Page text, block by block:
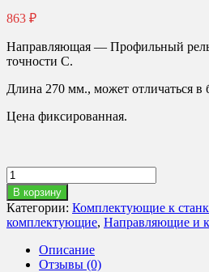
863 ₽
Направляющая — Профильный
точности С.
Длина 270 мм., может отличаться в
Цена фиксированная.
Количество
товара
Рельс
профильный
Hiwin
HGR20H
L=270мм.
В корзину
Категории: Комплектующие к
комплектующие, Направляющие и
Описание
Отзывы (0)